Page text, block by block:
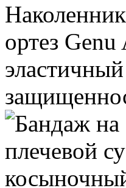
ортез